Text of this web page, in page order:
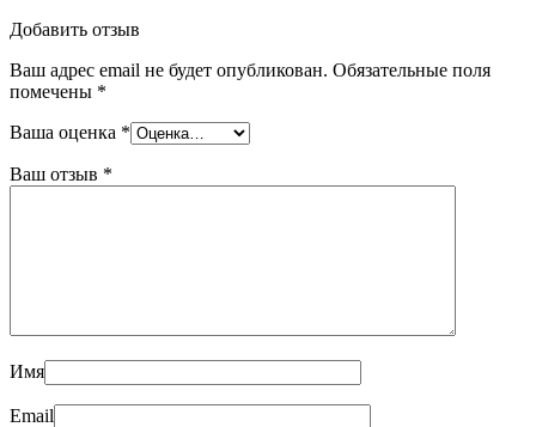
Добавить отзыв
Ваш адрес email не будет опубликован. Обязательные поля
помечены *
Ваша оценка *
Ваш отзыв *
Имя
Email